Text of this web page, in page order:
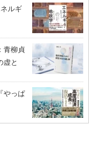
ルギ
青柳貞
虚と
やっぱ